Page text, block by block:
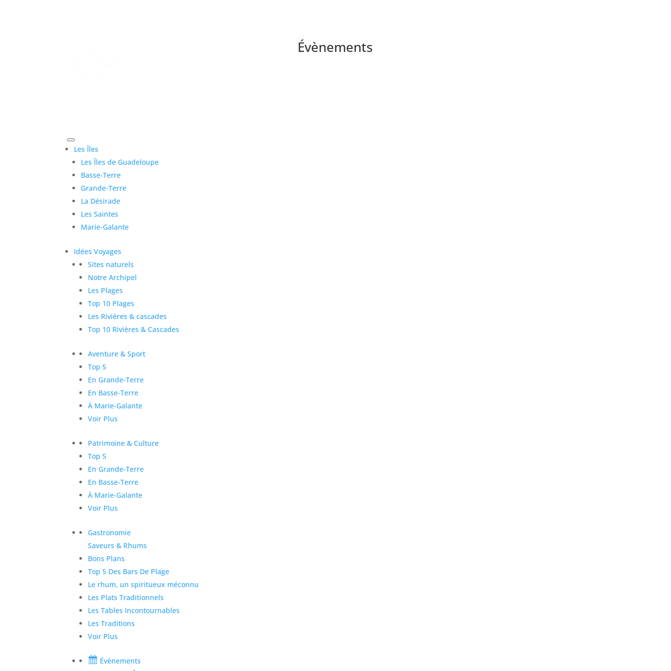
Évènements
Les Îles
Les Îles de Guadeloupe
Basse-Terre
Grande-Terre
La Désirade
Les Saintes
Marie-Galante
Idées Voyages
Sites naturels
Notre Archipel
Les Plages
Top 10 Plages
Les Rivières & cascades
Top 10 Rivières & Cascades
Aventure & Sport
Top 5
En Grande-Terre
En Basse-Terre
À Marie-Galante
Voir Plus
Patrimoine & Culture
Top 5
En Grande-Terre
En Basse-Terre
À Marie-Galante
Voir Plus
Gastronomie
Saveurs & Rhums
Bons Plans
Top 5 Des Bars De Plage
Le rhum, un spiritueux méconnu
Les Plats Traditionnels
Les Tables Incontournables
Les Traditions
Voir Plus
Évènements